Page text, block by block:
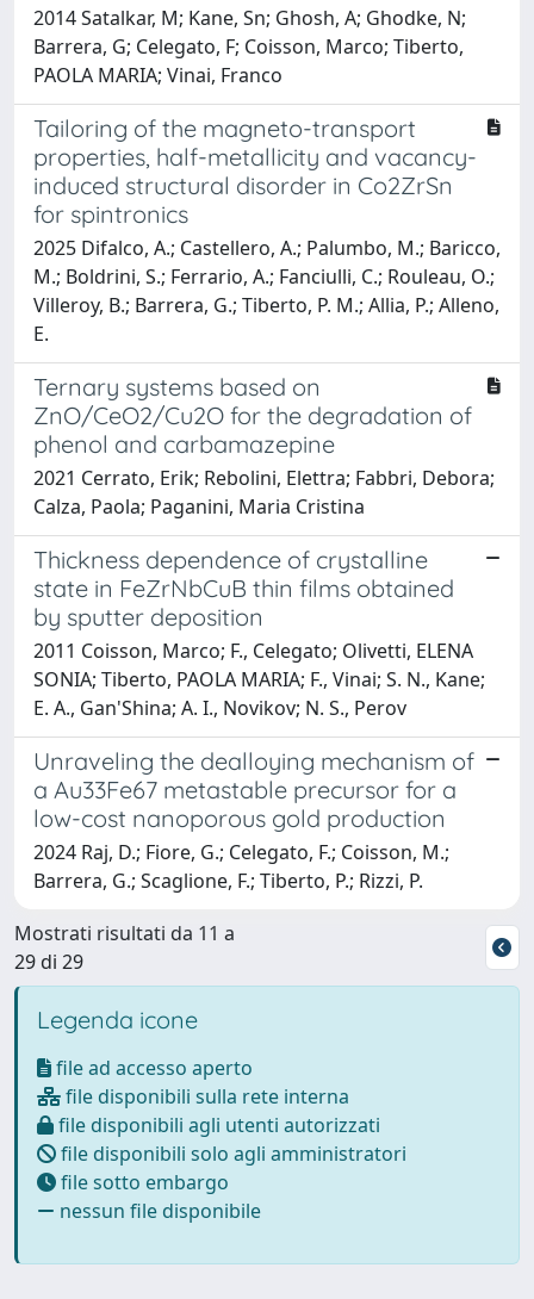
2014 Satalkar, M; Kane, Sn; Ghosh, A; Ghodke, N;
Barrera, G; Celegato, F; Coisson, Marco; Tiberto,
PAOLA MARIA; Vinai, Franco
Tailoring of the magneto-transport
properties, half-metallicity and vacancy-
induced structural disorder in Co2ZrSn
for spintronics
2025 Difalco, A.; Castellero, A.; Palumbo, M.; Baricco,
M.; Boldrini, S.; Ferrario, A.; Fanciulli, C.; Rouleau, O.;
Villeroy, B.; Barrera, G.; Tiberto, P. M.; Allia, P.; Alleno,
E.
Ternary systems based on
ZnO/CeO2/Cu2O for the degradation of
phenol and carbamazepine
2021 Cerrato, Erik; Rebolini, Elettra; Fabbri, Debora;
Calza, Paola; Paganini, Maria Cristina
Thickness dependence of crystalline
state in FeZrNbCuB thin films obtained
by sputter deposition
2011 Coisson, Marco; F., Celegato; Olivetti, ELENA
SONIA; Tiberto, PAOLA MARIA; F., Vinai; S. N., Kane;
E. A., Gan'Shina; A. I., Novikov; N. S., Perov
Unraveling the dealloying mechanism of
a Au33Fe67 metastable precursor for a
low-cost nanoporous gold production
2024 Raj, D.; Fiore, G.; Celegato, F.; Coisson, M.;
Barrera, G.; Scaglione, F.; Tiberto, P.; Rizzi, P.
Mostrati risultati da 11 a
29 di 29
Legenda icone
file ad accesso aperto
file disponibili sulla rete interna
file disponibili agli utenti autorizzati
file disponibili solo agli amministratori
file sotto embargo
nessun file disponibile